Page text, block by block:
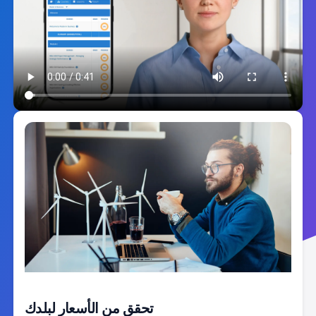
تحقق من الأسعار لبلدك